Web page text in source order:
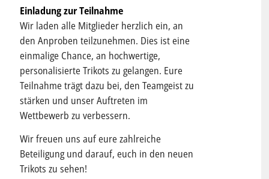
Einladung zur Teilnahme
Wir laden alle Mitglieder herzlich ein, an
den Anproben teilzunehmen. Dies ist eine
einmalige Chance, an hochwertige,
personalisierte Trikots zu gelangen. Eure
Teilnahme trägt dazu bei, den Teamgeist zu
stärken und unser Auftreten im
Wettbewerb zu verbessern.
Wir freuen uns auf eure zahlreiche
Beteiligung und darauf, euch in den neuen
Trikots zu sehen!